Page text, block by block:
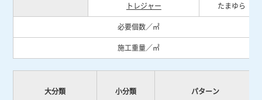
トレジャー
たまゆら
必要個数／㎡
施工重量／㎡
大分類 小分類 パターン